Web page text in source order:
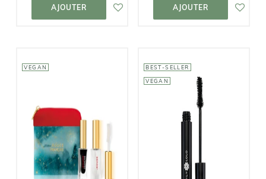
AJOUTER
PANIER
AJOUTER
PANIER
VEGAN
LE ROUGE
FRANÇAIS
Coffret Rituel
Regard
BEST-SELLER
VEGAN
Mascara Big
Lash